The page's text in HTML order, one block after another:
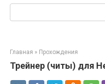
Поиск:
Главная » Прохождения
Трейнер (читы) для